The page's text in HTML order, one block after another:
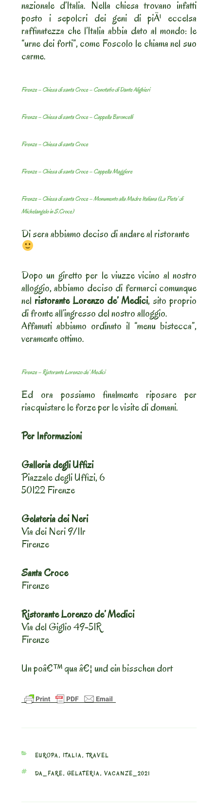
nazionale d’Italia. Nella chiesa trovano infatti
posto i sepolcri dei geni di piÃ¹ eccelsa
raffinatezza che l’Italia abbia dato al mondo: le
“urne dei forti”, come Foscolo le chiama nel suo
carme.
Firenze – Chiesa di santa Croce – Cenotafio di Dante Alighieri
Firenze – Chiesa di santa Croce – Cappella Baroncelli
Firenze – Chiesa di santa Croce
Firenze – Chiesa di santa Croce – Cappella Maggiore
Firenze – Chiesa di santa Croce – Monumento alla Madre Italiana (La Pieta’ di
Michelangelo in S.Croce)
Di sera abbiamo deciso di andare al ristorante
Dopo un giretto per le viuzze vicino al nostro
alloggio, abbiamo deciso di fermarci comunque
nel ristorante Lorenzo de’ Medici, sito proprio
di fronte all’ingresso del nostro alloggio.
Affamati abbiamo ordinato il “menu bistecca”,
veramente ottimo.
Firenze – Ristorante Lorenzo de’ Medici
Ed ora possiamo finalmente riposare per
riacquistare le forze per le visite di domani.
Per Informazioni
Galleria degli Uffizi
Piazzale degli Uffizi, 6
50122 Firenze
Gelateria dei Neri
Via dei Neri 9/11r
Firenze
Santa Croce
Firenze
Ristorante Lorenzo de’ Medici
Via del Giglio 49-51R
Firenze
Un poâ€™ qua â€¦ und ein bisschen dort
CATEGORIES
EUROPA, ITALIA,TRAVEL
TAGS
DA_FARE, GELATERIA, VACANZE_2021